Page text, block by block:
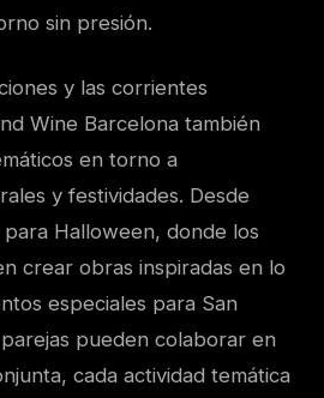
sin presión.
y las corrientes
Wine Barcelona también
en torno a
y festividades. Desde
Halloween, donde los
crear obras inspiradas en lo
especiales para San
pueden colaborar en
cada actividad temática